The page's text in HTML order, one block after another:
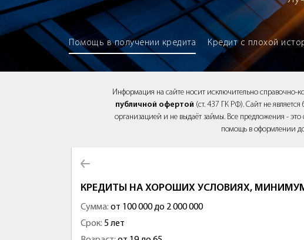
Помощь в получении кредита Кредит с плохой
Информация на сайте носит исключительно справочно-
публичной офертой (ст. 437 ГК РФ). Сайт не
организацией и не выдаёт займы. Все предложения -
помощь в оформлении
КРЕДИТЫ НА ХОРОШИХ УСЛОВИЯХ,
Сумма: от 100 000 до 2 000 000
Срок: 5 лет